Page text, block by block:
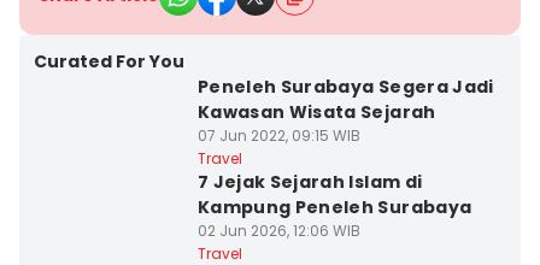
Curated For You
Peneleh Surabaya Segera Jadi
Kawasan Wisata Sejarah
07 Jun 2022, 09:15 WIB
Travel
7 Jejak Sejarah Islam di
Kampung Peneleh Surabaya
02 Jun 2026, 12:06 WIB
Travel